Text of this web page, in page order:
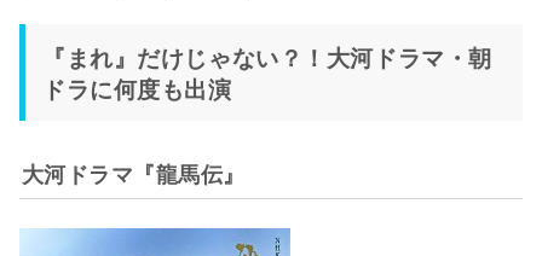
『まれ』だけじゃない？！大河ドラマ・朝
ドラに何度も出演
大河ドラマ『龍馬伝』